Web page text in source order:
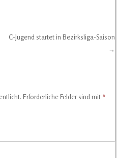
C-Jugend startet in Bezirksliga-Saison
→
Erforderliche Felder sind mit *